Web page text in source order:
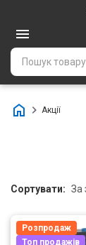
Акції
Сортувати:
Розпродаж
Топ продажів